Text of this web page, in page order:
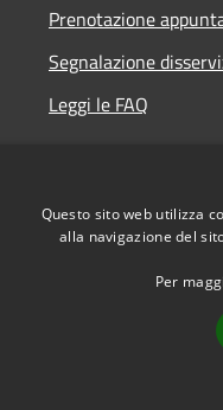
Prenotazione
Segnalazione
Leggi le FAQ
Questo sito web utilizza
alla navigazione del
Per